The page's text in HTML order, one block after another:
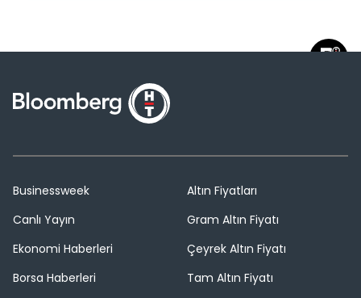
Businessweek
Canlı Yayın
Ekonomi Haberleri
Borsa Haberleri
Altın Fiyatları
Gram Altın Fiyatı
Çeyrek Altın Fiyatı
Tam Altın Fiyatı